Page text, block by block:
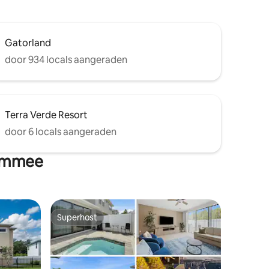
Gatorland
door 934 locals aangeraden
Terra Verde Resort
door 6 locals aangeraden
Superhost
Superhost